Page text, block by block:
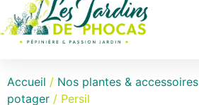
Accueil / Nos plantes & accessoires
potager / Persil